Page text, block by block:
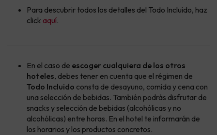
Para descubrir todos los detalles del Todo Incluido, haz
click aquí.
En el caso de escoger cualquiera de los otros
hoteles, debes tener en cuenta que el régimen de
Todo Incluido consta de desayuno, comida y cena con
una selección de bebidas. También podrás disfrutar de
snacks y selección de bebidas (alcohólicas y no
alcohólicas) entre horas. En el hotel te informarán de
los horarios y los productos concretos.